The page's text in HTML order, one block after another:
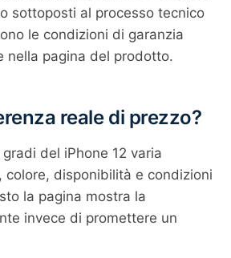
sottoposti al processo tecnico
le condizioni di garanzia
nella pagina del prodotto.
reale di prezzo?
del iPhone 12 varia
colore, disponibilità e condizioni
la pagina mostra la
invece di promettere un